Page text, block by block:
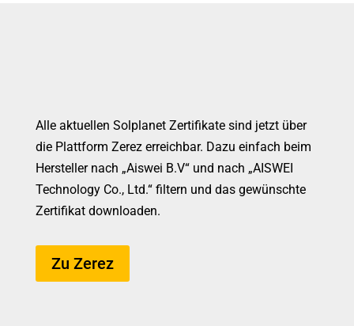
Alle aktuellen Solplanet Zertifikate sind jetzt über
die Plattform Zerez erreichbar. Dazu einfach beim
Hersteller nach „Aiswei B.V“ und nach „AISWEI
Technology Co., Ltd.“ filtern und das gewünschte
Zertifikat downloaden.
Zu Zerez